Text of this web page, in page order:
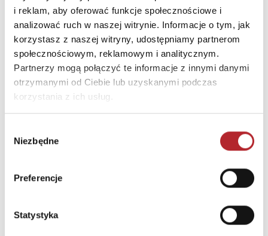
i reklam, aby oferować funkcje społecznościowe i
analizować ruch w naszej witrynie. Informacje o tym, jak
korzystasz z naszej witryny, udostępniamy partnerom
społecznościowym, reklamowym i analitycznym.
Partnerzy mogą połączyć te informacje z innymi danymi
otrzymanymi od Ciebie lub uzyskanymi podczas
korzystania z ich usług.
zgody
Niezbędne
Preferencje
Statystyka
m.pl
INNI KLIENCI KUPOWALI